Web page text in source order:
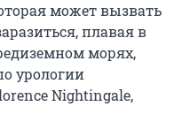
может вызвать
плавая в
морях,
урологии
Nightingale,